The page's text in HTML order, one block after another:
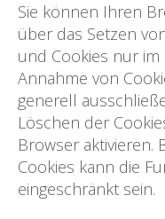
Sie können Ihren
über das Setzen
und Cookies nur
Annahme von
generell
Löschen der
Browser aktivieren.
Cookies kann die
eingeschränkt sein.